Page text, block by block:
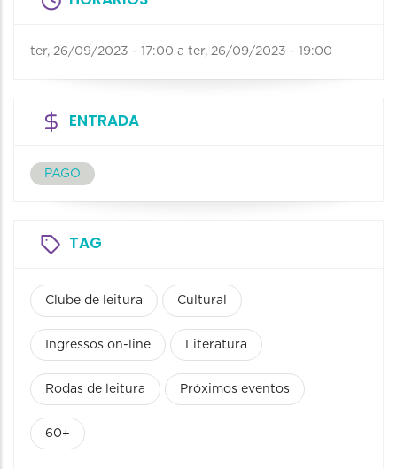
ter, 26/09/2023 - 17:00 a ter, 26/09/2023 - 19:00
ENTRADA
PAGO
TAG
Clube de leitura Cultural
Ingressos on-line Literatura
Rodas de leitura Próximos eventos
60+